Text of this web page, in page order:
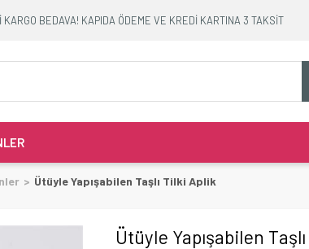
BEDAVA! KAPIDA ÖDEME VE KREDİ KARTINA 3 TAKSİT
Ütüyle Yapışabilen Taşlı Tilki Aplik
Ütüyle Yapışabilen